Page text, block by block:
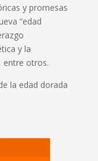
y promesas
“edad
y la
entre otros.
la edad dorada